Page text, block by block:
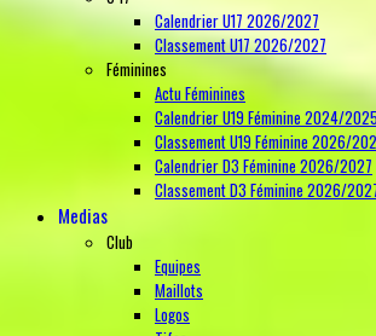
Calendrier U17 2026/2027
Classement U17 2026/2027
Féminines
Actu Féminines
Calendrier U19 Féminine 2024/2025
Classement U19 Féminine 2026/
Calendrier D3 Féminine 2026/2027
Classement D3 Féminine 2026/
Medias
Club
Equipes
Maillots
Logos